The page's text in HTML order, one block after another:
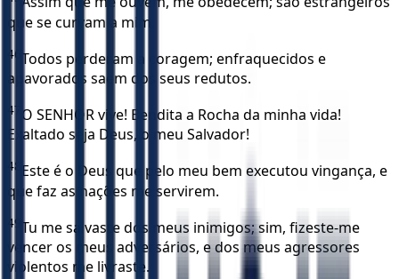
que se curvam a mim.
46 Todos perderam a coragem; enfraquecidos e
apavorados saem dos seus redutos.
47 O SENHOR vive! Bendita a Rocha da minha vida!
Exaltado seja Deus, o meu Salvador!
48 Este é o Deus que pelo meu bem executou vingança, e
que faz as nações me servirem.
49 Tu me salvaste dos meus inimigos; sim, fizeste-me
vencer os meus adversários, e dos meus agressores
violentos me livraste.